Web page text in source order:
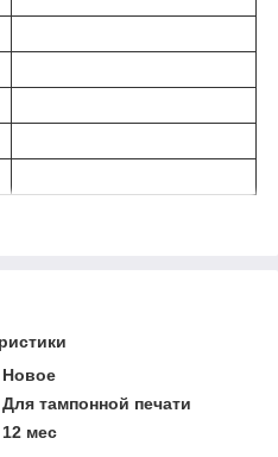
Новое
Для тампонной печати
12 мес